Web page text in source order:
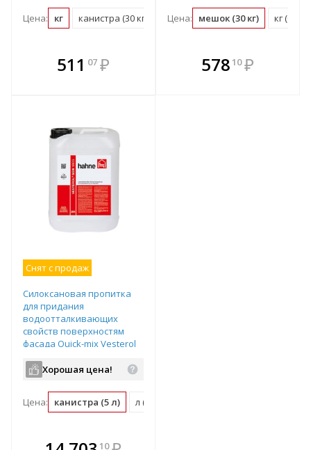
Цена: кг канистра (30 кг)
511 07 ₽
В комплекте
всегда выгоднее!
Цена: мешок (30 кг) кг (0.03
В комплекте
всегда выгоднее!
578 10 ₽
Снят с продаж
Силоксановая пропитка
для придания
водоотталкивающих
свойств поверхностям
фасада Quick-mix Vesterol
5л, арт.72012
Хорошая цена!
Цена: канистра (5 л) л (0.2 канистра)
10